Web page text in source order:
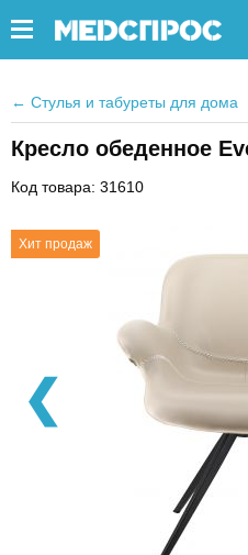
← Стулья и табуреты для дома
Кресло обеденное
Код товара: 31610
Хит продаж
❮